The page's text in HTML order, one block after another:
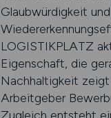
Glaubwürdigkeit
LOGISTIKPLATZ
Eigenschaft, die
Nachhaltigkeit
Arbeitgeber